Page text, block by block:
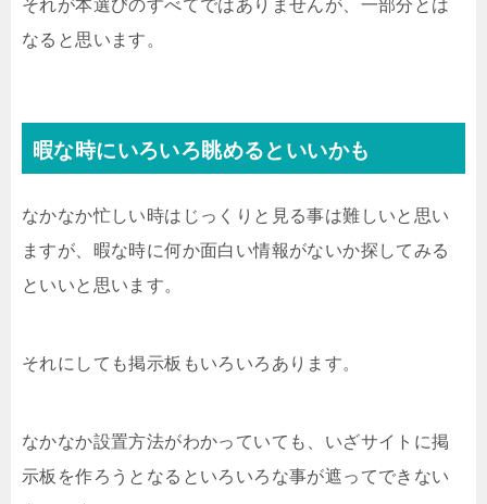
それが本選びのすべてではありませんが、一部分とは
なると思います。
暇な時にいろいろ眺めるといいかも
なかなか忙しい時はじっくりと見る事は難しいと思い
ますが、暇な時に何か面白い情報がないか探してみる
といいと思います。
それにしても掲示板もいろいろあります。
なかなか設置方法がわかっていても、いざサイトに掲
示板を作ろうとなるといろいろな事が遮ってできない